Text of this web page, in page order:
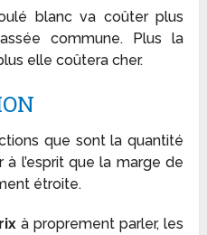
blanc va coûter plus
commune. Plus la
elle coûtera cher.
que sont la quantité
l’esprit que la marge de
étroite.
à proprement parler, les